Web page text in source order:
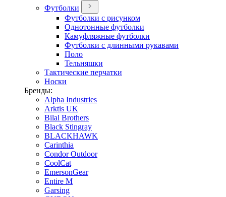
Футболки
Футболки с рисунком
Однотонные футболки
Камуфляжные футболки
Футболки с длинными рукавами
Поло
Тельняшки
Тактические перчатки
Носки
Бренды:
Alpha Industries
Arktis UK
Bilal Brothers
Black Stingray
BLACKHAWK
Carinthia
Condor Outdoor
CoolCat
EmersonGear
Entire M
Garsing